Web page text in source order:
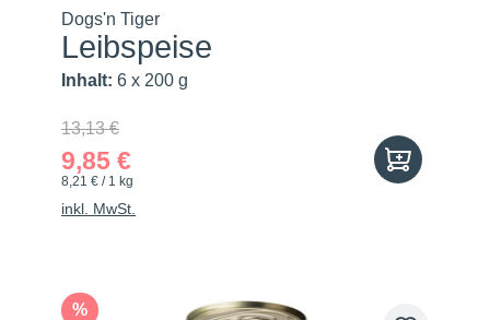
Dogs'n Tiger
Leibspeise
Inhalt: 6 x 200 g
13,13 €
9,85 €
8,21 € / 1 kg
inkl. MwSt.
%